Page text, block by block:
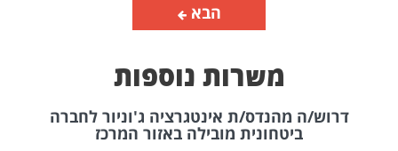
הבא
משרות נוספות
דרוש/ה מהנדס/ת אינטגרציה ג'וניור לחברה
ביטחונית מובילה באזור המרכז